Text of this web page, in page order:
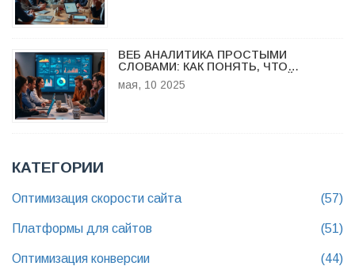
ВЕБ АНАЛИТИКА ПРОСТЫМИ
СЛОВАМИ: КАК ПОНЯТЬ, ЧТО
ПРОИСХОДИТ НА ВАШЕМ САЙТЕ
мая, 10 2025
КАТЕГОРИИ
Оптимизация скорости сайта (57)
Платформы для сайтов (51)
Оптимизация конверсии (44)